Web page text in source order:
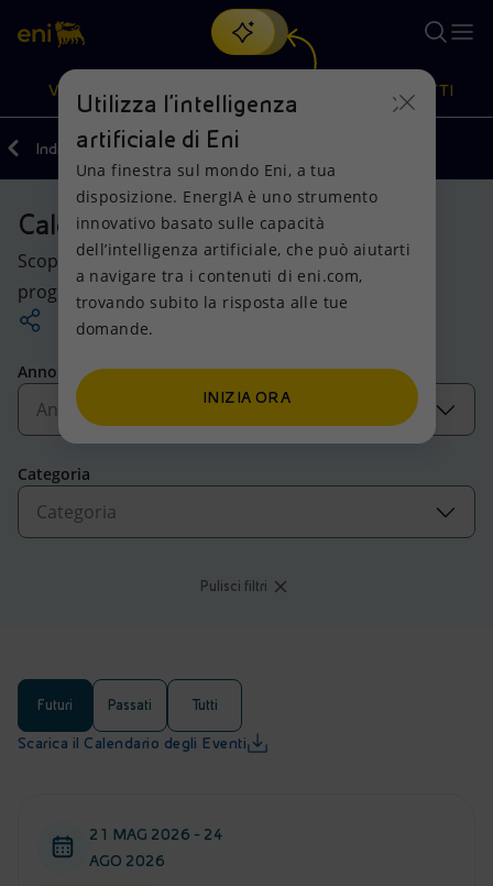
Cerca
Oppure scopri EnergIA, la nostra nuova soluzione di intelligenza
artificiale.
VISIONE
Visione
Mission e valori
Persone e Partnership
Net Zero
Modello satellitare
Azioni
Diversificazione energetica
Tecnologie per la transizione
Collaborazioni per l'innovazione
Attività nel mondo
PRODOTTI
Prodotti
Casa
Imprese
Mobilità
Indietro
Calendario
Scopri il calendario dei prossimi appuntamenti in
programma.
Anno
Categoria
Pulisci filtri
Futuri Passati Tutti
Scarica il Calendario degli Eventi
21 MAG 2026 - 24
AGO 2026
Utilizza l'intelligenza
artificiale di Eni
Una finestra sul mondo Eni, a tua
disposizione. EnergIA è uno strumento
innovativo basato sulle capacità
dell’intelligenza artificiale, che può aiutarti
a navigare tra i contenuti di eni.com,
trovando subito la risposta alle tue
domande.
INIZIA ORA